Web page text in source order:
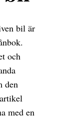
bil är
och
den
med en